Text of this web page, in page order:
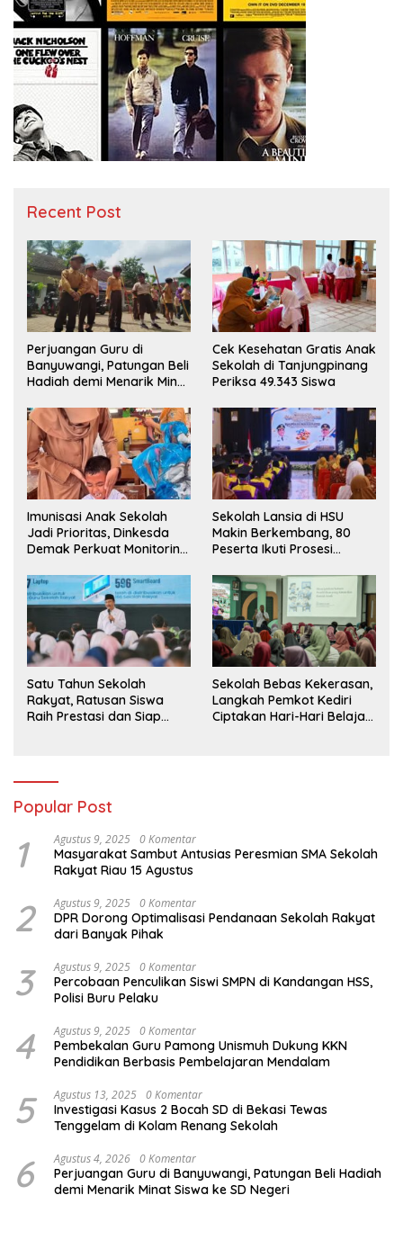
Recent Post
Perjuangan Guru di
Banyuwangi, Patungan Beli
Hadiah demi Menarik Minat
Cek Kesehatan Gratis Anak
Sekolah di Tanjungpinang
Periksa 49.343 Siswa
Imunisasi Anak Sekolah
Jadi Prioritas, Dinkesda
Demak Perkuat Monitoring
Sekolah Lansia di HSU
Makin Berkembang, 80
Peserta Ikuti Prosesi
Satu Tahun Sekolah
Rakyat, Ratusan Siswa
Raih Prestasi dan Siap
Sekolah Bebas Kekerasan,
Langkah Pemkot Kediri
Ciptakan Hari-Hari Belajar
Popular Post
1 Agustus 9, 2025 0 Komentar
Masyarakat Sambut Antusias Peresmian SMA Sekolah
Rakyat Riau 15 Agustus
2 Agustus 9, 2025 0 Komentar
DPR Dorong Optimalisasi Pendanaan Sekolah Rakyat
dari Banyak Pihak
3 Agustus 9, 2025 0 Komentar
Percobaan Penculikan Siswi SMPN di Kandangan HSS,
Polisi Buru Pelaku
4 Agustus 9, 2025 0 Komentar
Pembekalan Guru Pamong Unismuh Dukung KKN
Pendidikan Berbasis Pembelajaran Mendalam
5 Agustus 13, 2025 0 Komentar
Investigasi Kasus 2 Bocah SD di Bekasi Tewas
Tenggelam di Kolam Renang Sekolah
6 Agustus 4, 2026 0 Komentar
Perjuangan Guru di Banyuwangi, Patungan Beli Hadiah
demi Menarik Minat Siswa ke SD Negeri